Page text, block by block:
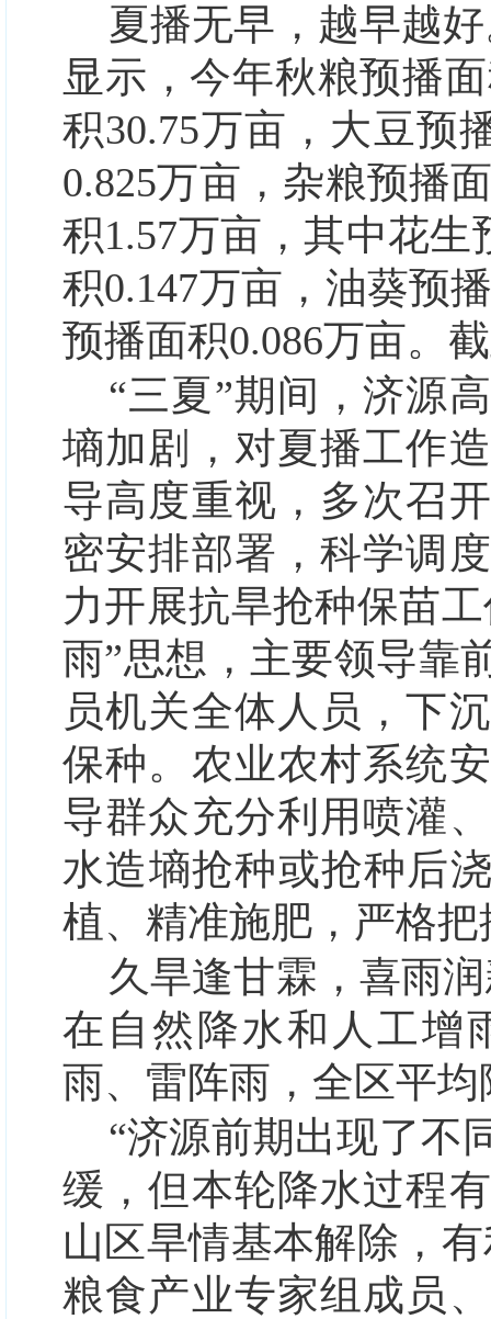
夏播无早，越早越
显示，今年秋粮预播
积30.75万亩，大豆预
0.825万亩，杂粮预播
积1.57万亩，其中花
积0.147万亩，油葵预
预播面积0.086万亩。
“三夏”期间，济源
墒加剧，对夏播工作
导高度重视，多次召
密安排部署，科学调
力开展抗旱抢种保苗
雨”思想，主要领导靠
员机关全体人员，下
保种。农业农村系统
导群众充分利用喷灌
水造墒抢种或抢种后
植、精准施肥，严格
久旱逢甘霖，喜雨
在自然降水和人工增
雨、雷阵雨，全区平
“济源前期出现了不
缓，但本轮降水过程
山区旱情基本解除，
粮食产业专家组成员